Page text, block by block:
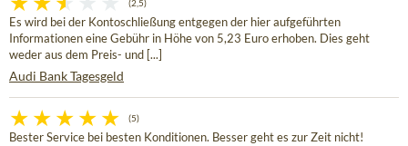
(2,5)
Es wird bei der Kontoschließung entgegen der hier aufgeführten
Informationen eine Gebühr in Höhe von 5,23 Euro erhoben. Dies geht
weder aus dem Preis- und [...]
Audi Bank Tagesgeld
(5)
Bester Service bei besten Konditionen. Besser geht es zur Zeit nicht!